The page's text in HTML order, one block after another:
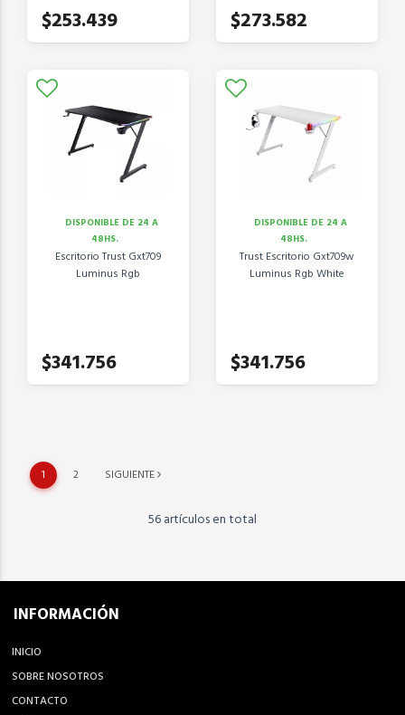
$253.439 $273.582
DISPONIBLE DE 24 A
48HS.
Escritorio Trust Gxt709
Luminus Rgb
$341.756
DISPONIBLE DE 24 A
48HS.
Trust Escritorio Gxt709w
Luminus Rgb White
$341.756
1 2 SIGUIENTE
56 artículos en total
INFORMACIÓN
INICIO
SOBRE NOSOTROS
CONTACTO